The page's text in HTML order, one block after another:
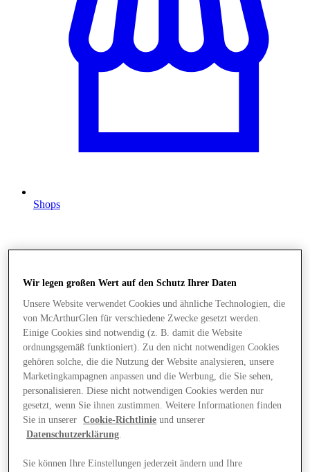
Shops
Wir legen großen Wert auf den Schutz Ihrer Daten
Unsere Website verwendet Cookies und ähnliche Technologien, die
von McArthurGlen für verschiedene Zwecke gesetzt werden.
Einige Cookies sind notwendig (z. B. damit die Website
ordnungsgemäß funktioniert). Zu den nicht notwendigen Cookies
gehören solche, die die Nutzung der Website analysieren, unsere
Marketingkampagnen anpassen und die Werbung, die Sie sehen,
personalisieren. Diese nicht notwendigen Cookies werden nur
gesetzt, wenn Sie ihnen zustimmen. Weitere Informationen finden
Sie in unserer
Cookie-Richtlinie und unserer
Datenschutzerklärung.
Sie können Ihre Einstellungen jederzeit ändern und Ihre